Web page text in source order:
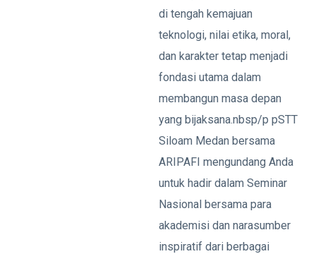
di tengah kemajuan
teknologi, nilai etika, moral,
dan karakter tetap menjadi
fondasi utama dalam
membangun masa depan
yang bijaksana.nbsp/p pSTT
Siloam Medan bersama
ARIPAFI mengundang Anda
untuk hadir dalam Seminar
Nasional bersama para
akademisi dan narasumber
inspiratif dari berbagai